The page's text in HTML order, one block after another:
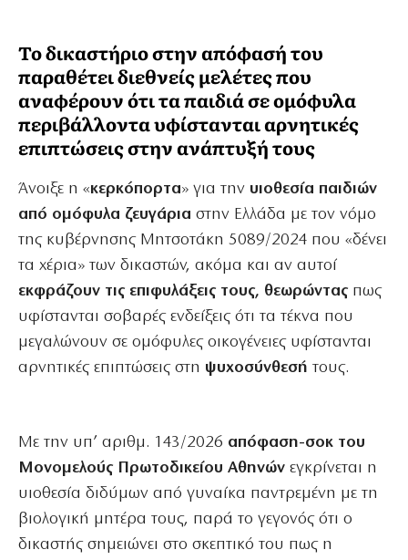
Το δικαστήριο στην απόφασή του
παραθέτει διεθνείς μελέτες που
αναφέρουν ότι τα παιδιά σε ομόφυλα
περιβάλλοντα υφίστανται αρνητικές
επιπτώσεις στην ανάπτυξή τους
Άνοιξε η «κερκόπορτα» για την υιοθεσία παιδιών
από ομόφυλα ζευγάρια στην Ελλάδα με τον νόμο
της κυβέρνησης Μητσοτάκη 5089/2024 που «δένει
τα χέρια» των δικαστών, ακόμα και αν αυτοί
εκφράζουν τις επιφυλάξεις τους, θεωρώντας πως
υφίστανται σοβαρές ενδείξεις ότι τα τέκνα που
μεγαλώνουν σε ομόφυλες οικογένειες υφίστανται
αρνητικές επιπτώσεις στη ψυχοσύνθεσή τους.
Με την υπ’ αριθμ. 143/2026 απόφαση-σοκ του
Μονομελούς Πρωτοδικείου Αθηνών εγκρίνεται η
υιοθεσία διδύμων από γυναίκα παντρεμένη με τη
βιολογική μητέρα τους, παρά το γεγονός ότι ο
δικαστής σημειώνει στο σκεπτικό του πως η